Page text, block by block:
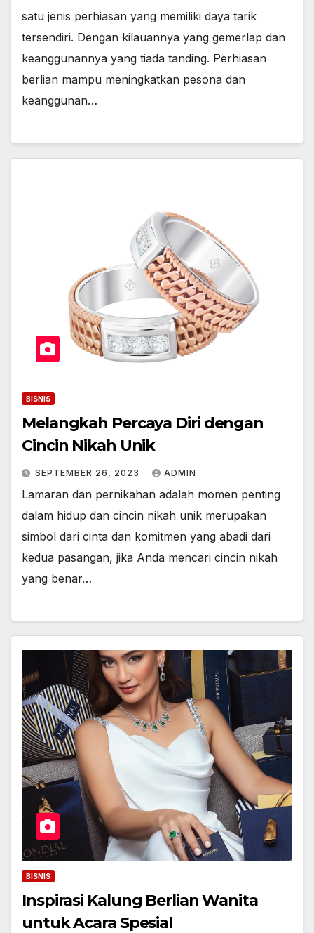
satu jenis perhiasan yang memiliki daya tarik
tersendiri. Dengan kilauannya yang gemerlap dan
keanggunannya yang tiada tanding. Perhiasan
berlian mampu meningkatkan pesona dan
keanggunan…
BISNIS
Melangkah Percaya Diri dengan
Cincin Nikah Unik
SEPTEMBER 26, 2023 ADMIN
Lamaran dan pernikahan adalah momen penting
dalam hidup dan cincin nikah unik merupakan
simbol dari cinta dan komitmen yang abadi dari
kedua pasangan, jika Anda mencari cincin nikah
yang benar…
BISNIS
Inspirasi Kalung Berlian Wanita
untuk Acara Spesial